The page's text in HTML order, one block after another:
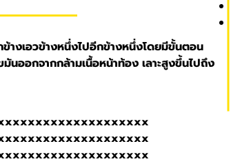
างเอวข้างหนึ่งไปอีกข้างหนึ่งโดยมีขั้นตอน
นออกจากกล้ามเนื้อหน้าท้อง เลาะสูงขึ้นไปถึง